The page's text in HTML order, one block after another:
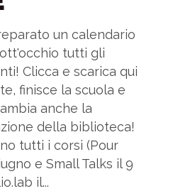
un calendario
tutti gli
Clicca e scarica qui
finisce la scuola e
anche la
della biblioteca!
tutti i corsi (Pour
e Small Talks il 9
il...